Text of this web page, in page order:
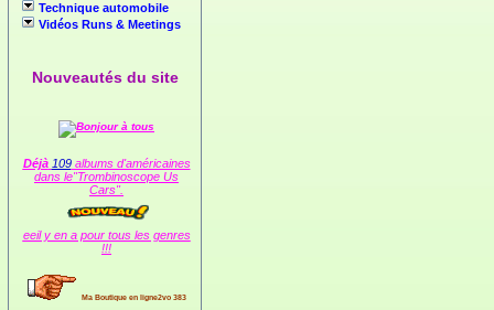
Technique automobile
Vidéos Runs & Meetings
Nouveautés du site
Déjà 109albums d'américaines
dans le"Trombinoscope Us
Cars".
eeil y en a pour tous les genres
!!!
Ma Boutique en ligne2vo 383